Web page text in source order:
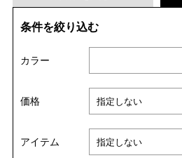
並び替える
条件を絞り込む
カラー
価格
アイテム